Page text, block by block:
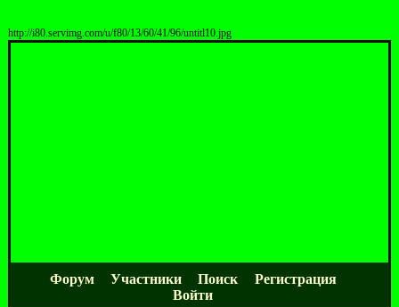
http://i80.servimg.com/u/f80/13/60/41/96/untitl10.jpg
Форум Участники Поиск
Регистрация
Войти